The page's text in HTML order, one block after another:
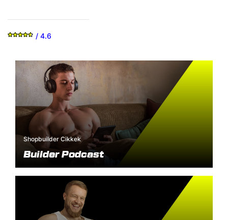
/ 4.6
Shopbuilder Cikkek
Builder Podcast